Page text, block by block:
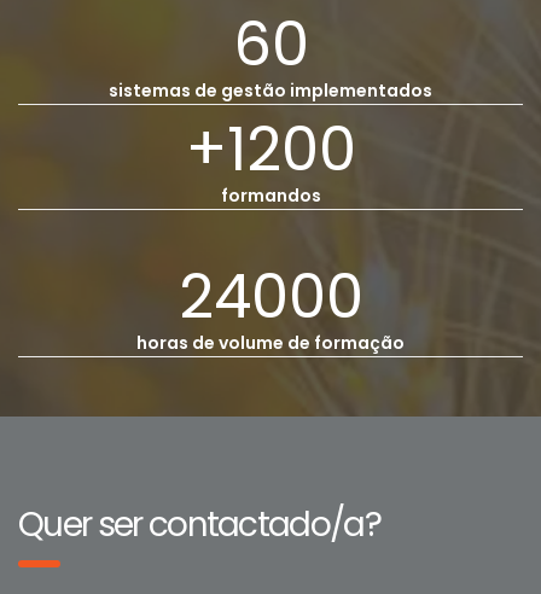
60
sistemas de gestão implementados
+1200
formandos
24000
horas de volume de formação
Quer ser contactado/a?